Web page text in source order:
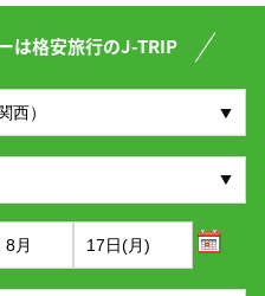
は格安旅行のJ-TRIP